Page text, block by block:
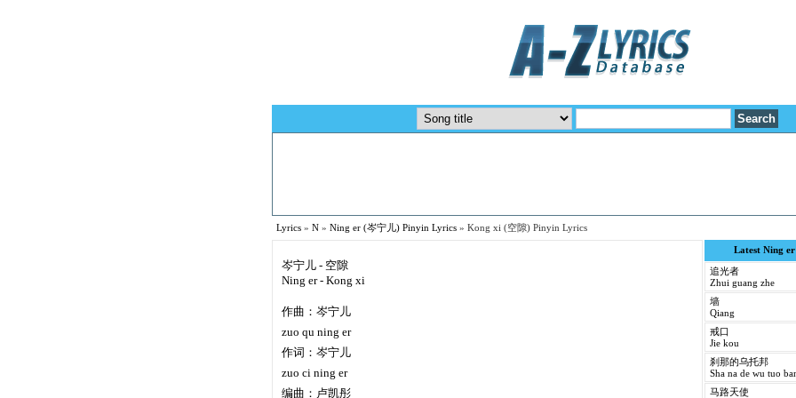
Lyrics » N » Ning er (岑宁儿) Pinyin Lyrics » Kong xi (空隙) Pinyin Lyrics
岑宁儿 - 空隙
Ning er - Kong xi
作曲：岑宁儿
zuo qu ning er
作词：岑宁儿
zuo ci ning er
编曲：卢凯彤
Latest Ning
追光者
Zhui guang zhe
墙
Qiang
戒口
Jie kou
刹那的乌托邦
Sha na de wu tuo
马路天使